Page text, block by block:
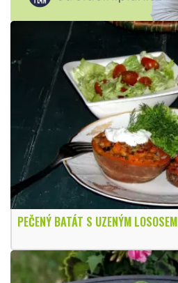
PEČENÝ BATÁT S UZENÝM LOSOSEM